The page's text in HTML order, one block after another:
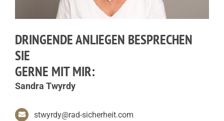
DRINGENDE ANLIEGEN BESPRECHEN
SIE
GERNE MIT MIR:
Sandra Twyrdy
stwyrdy@rad-sicherheit.com